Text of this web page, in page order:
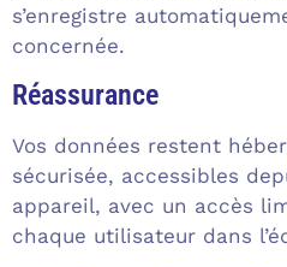
s’enregistre
concernée.
Réassurance
Vos données restent
sécurisée, accessibles
appareil, avec un accès
chaque utilisateur dans